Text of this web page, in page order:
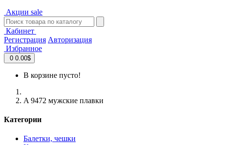
Акции sale
Кабинет
Регистрация Авторизация
Избранное
0 0.00$
В корзине пусто!
A 9472 мужские плавки
Категории
Балетки, чешки